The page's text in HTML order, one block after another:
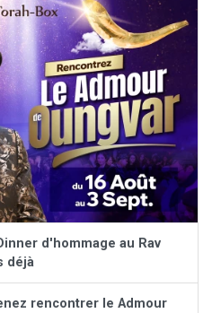
d'hommage au Rav
déjà
rencontrer le Admour